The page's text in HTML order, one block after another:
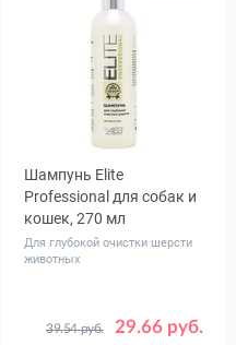
Шампунь Elite
Professional для собак и
кошек, 270 мл
Для глубокой очистки шерсти
животных
29.66 руб.
39.54 руб.